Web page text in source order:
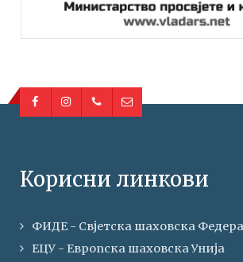
Корисни линкови
ФИДЕ - Свјетска шаховска
ЕЦУ - Европска шаховска Унија